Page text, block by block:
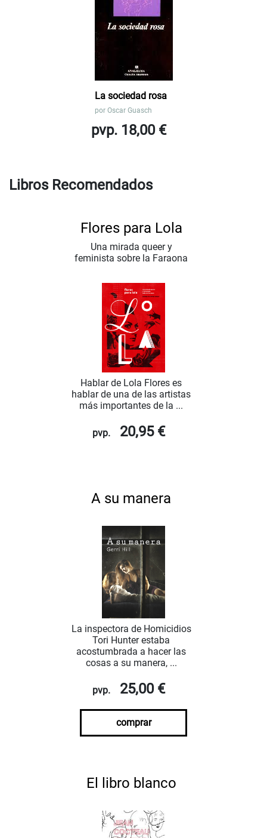
La sociedad rosa
por Oscar Guasch
pvp. 18,00 €
Libros Recomendados
Flores para Lola
Una mirada queer y
feminista sobre la Faraona
Hablar de Lola Flores es
hablar de una de las artistas
más importantes de la ...
pvp. 20,95 €
A su manera
La inspectora de Homicidios
Tori Hunter estaba
acostumbrada a hacer las
cosas a su manera, ...
pvp. 25,00 €
comprar
El libro blanco